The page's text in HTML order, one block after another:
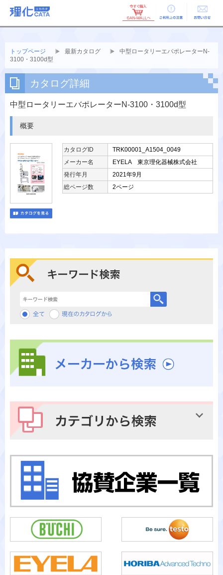
ご利用上の お問い合せ
トップページ 最新カタログ
中型ロータリーエバポレーターN-
3100・3100d型
カタログ詳細
中型ロータリーエバポレーターN-3100・3100d型
概要
カタログID
TRK00001_A1504_0049
メーカー名
EYELA 東京理化器械株式会社
発行年月
2021年9月
総ページ数
2ページ
キーワード検索